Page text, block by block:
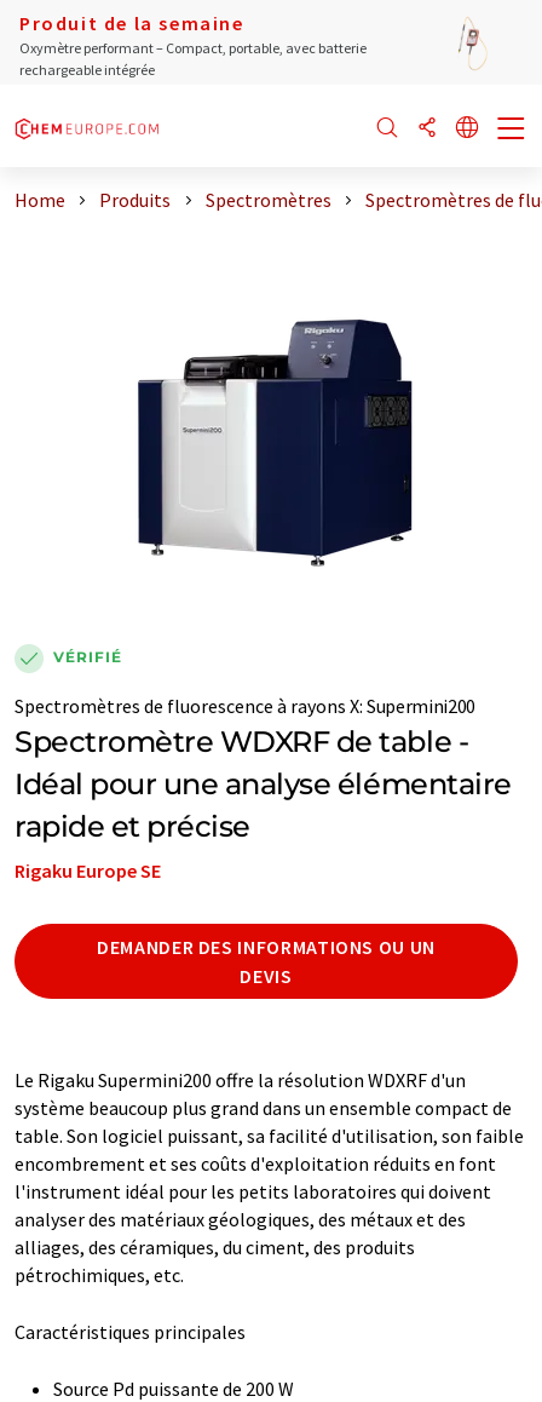
Produit de la semaine
Oxymètre performant – Compact, portable, avec batterie
rechargeable intégrée
Home Produits Spectromètres Spectromètres de
VÉRIFIÉ
Spectromètres de fluorescence à rayons X: Supermini200
Spectromètre WDXRF de table -
Idéal pour une analyse élémentaire
rapide et précise
Rigaku Europe SE
DEMANDER DES INFORMATIONS OU UN
DEVIS
Le Rigaku Supermini200 offre la résolution WDXRF d'un
système beaucoup plus grand dans un ensemble compact de
table. Son logiciel puissant, sa facilité d'utilisation, son faible
encombrement et ses coûts d'exploitation réduits en font
l'instrument idéal pour les petits laboratoires qui doivent
analyser des matériaux géologiques, des métaux et des
alliages, des céramiques, du ciment, des produits
pétrochimiques, etc.
Caractéristiques principales
Source Pd puissante de 200 W